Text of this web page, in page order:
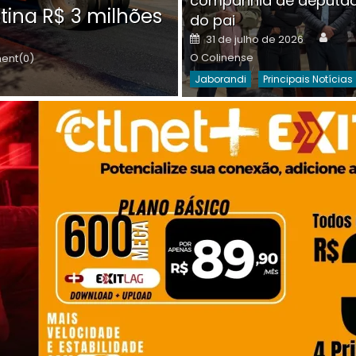
R$ 3 milhões on
30 de julho de 2026 O
Destaques Da Semana
do pai
Posted
on
31 de julho de 2026
O Colinense
Jaborandi Principais Notícias